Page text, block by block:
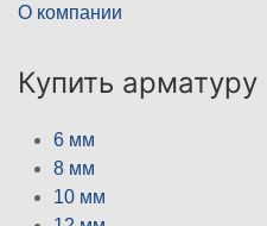
О компании
Купить арматуру
6 мм
8 мм
10 мм